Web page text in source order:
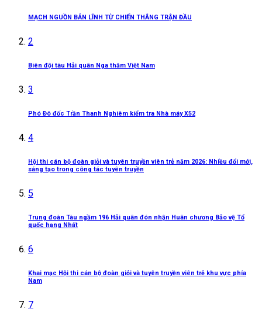
MẠCH NGUỒN BẢN LĨNH TỪ CHIẾN THẮNG TRẬN ĐẦU
2
Biên đội tàu Hải quân Nga thăm Việt Nam
3
Phó Đô đốc Trần Thanh Nghiêm kiểm tra Nhà máy X52
4
Hội thi cán bộ đoàn giỏi và tuyên truyền viên trẻ năm 2026: Nhiều đổi mới,
sáng tạo trong công tác tuyên truyền
5
Trung đoàn Tàu ngầm 196 Hải quân đón nhận Huân chương Bảo vệ Tổ
quốc hạng Nhất
6
Khai mạc Hội thi cán bộ đoàn giỏi và tuyên truyền viên trẻ khu vực phía
Nam
7